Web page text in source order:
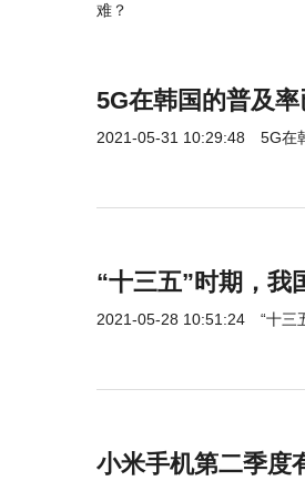
难？
5G在韩国的普及
2021-05-31 10:29:48 5G在
“十三五”时期，我
2021-05-28 10:51:24 “十三
小米手机第二季度